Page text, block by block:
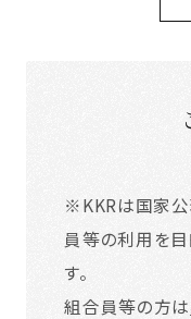
※KKRは国家
員等の利用を
す。
組合員等の方は